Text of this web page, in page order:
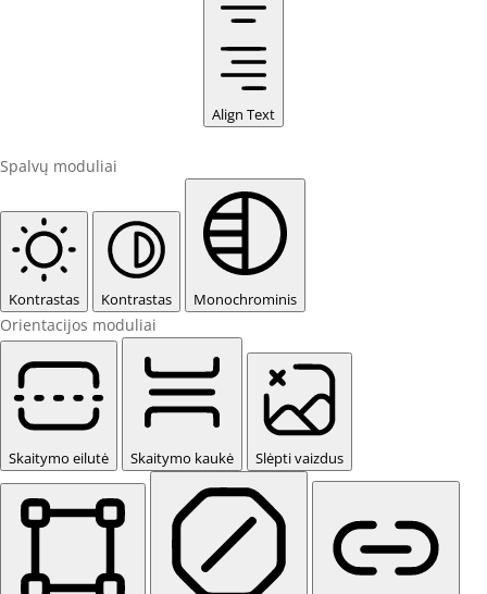
Align Text
Spalvų moduliai
Kontrastas Kontrastas Monochrominis
Orientacijos moduliai
Skaitymo eilutė Skaitymo kaukė Slėpti vaizdus